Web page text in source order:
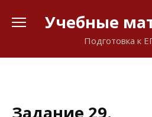
Учебные
Подготовка к
Задание 29.